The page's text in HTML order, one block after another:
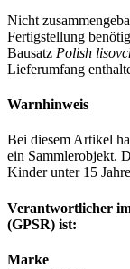
Nicht
Fertigstellung
Bausatz Polish
Lieferumfang
Warnhinweis
Bei diesem Artikel
ein Sammlerobjekt.
Kinder unter 15
Verantwortlicher
(GPSR) ist:
Marke